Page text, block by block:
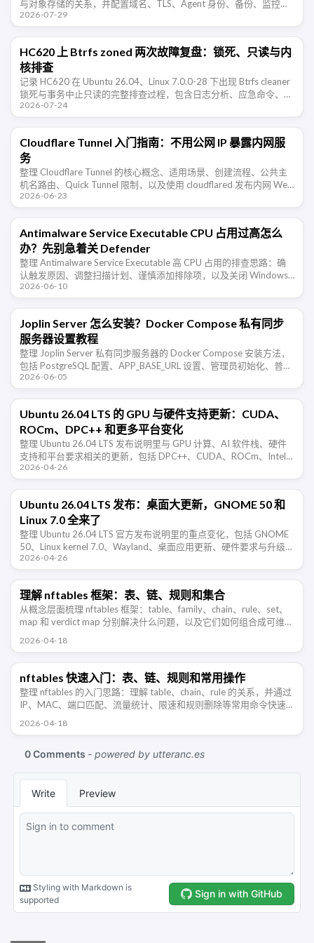
与对象存储的关系，并配置域名、TLS、Agent 身份、备份、监控和
公网安全。
2026-07-29
HC620 上 Btrfs zoned 两次故障复盘：锁死、只读与内
核排查
记录 HC620 在 Ubuntu 26.04、Linux 7.0.0-28 下出现 Btrfs cleaner
锁死与事务中止只读的完整排查过程，包含日志分析、应急命令、数
据校验和内核测试方案。
2026-07-24
Cloudflare Tunnel 入门指南：不用公网 IP 暴露内网服
务
整理 Cloudflare Tunnel 的核心概念、适用场景、创建流程、公共主
机名路由、Quick Tunnel 限制，以及使用 cloudflared 发布内网 Web
服务时需要注意的配置和安全 …
2026-06-23
Antimalware Service Executable CPU 占用过高怎么
办？先别急着关 Defender
整理 Antimalware Service Executable 高 CPU 占用的排查思路：确
认触发原因、调整扫描计划、谨慎添加排除项，以及关闭 Windows
Defender 的风险。
2026-06-10
Joplin Server 怎么安装？Docker Compose 私有同步
服务器设置教程
整理 Joplin Server 私有同步服务器的 Docker Compose 安装方法，
包括 PostgreSQL 配置、APP_BASE_URL 设置、管理员初始化、普通
用户激活、客户端同步和反 …
2026-06-05
Ubuntu 26.04 LTS 的 GPU 与硬件支持更新：CUDA、
ROCm、DPC++ 和更多平台变化
整理 Ubuntu 26.04 LTS 发布说明里与 GPU 计算、AI 软件栈、硬件
支持和平台要求相关的更新，包括 DPC++、CUDA、ROCm、Intel
GPU、Raspberry …
2026-04-26
Ubuntu 26.04 LTS 发布：桌面大更新，GNOME 50 和
Linux 7.0 全来了
整理 Ubuntu 26.04 LTS 官方发布说明里的重点变化，包括 GNOME
50、Linux kernel 7.0、Wayland、桌面应用更新、硬件要求与升级路
径。
2026-04-26
理解 nftables 框架：表、链、规则和集合
从概念层面梳理 nftables 框架：table、family、chain、rule、set、
map 和 verdict map 分别解决什么问题，以及它们如何组合成可维护
2026-04-18
nftables 快速入门：表、链、规则和常用操作
整理 nftables 的入门思路：理解 table、chain、rule 的关系，并通过
IP、MAC、端口匹配、流量统计、限速和规则删除等常用命令快速
2026-04-18